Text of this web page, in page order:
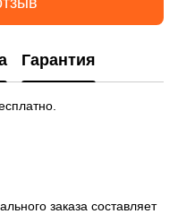
Гарантия
заказа составляет